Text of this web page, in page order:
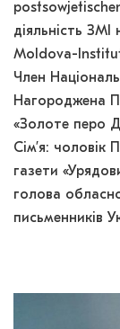
діяльність
Moldova-Institut
Член
Нагороджена
«Золоте перо
Сім’я:
газети
голова
письменників